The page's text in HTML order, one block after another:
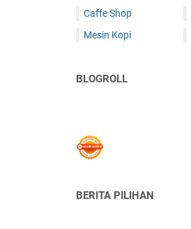
Caffe Shop
Mesin Kopi
BLOGROLL
BERITA PILIHAN